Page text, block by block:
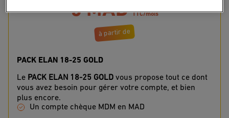
5 MAD TTC/mois
à partir de
PACK ELAN 18-25 GOLD
Le PACK ELAN 18-25 GOLD vous propose tout ce dont
vous avez besoin pour gérer votre compte, et bien
plus encore.
Un compte chèque MDM en MAD